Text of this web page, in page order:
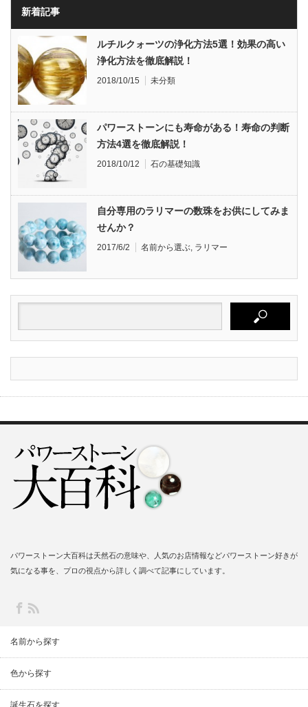
新着記事
ルチルクォーツの浄化方法5選！効果の高い
浄化方法を徹底解説！
2018/10/15 未分類
パワーストーンにも寿命がある！寿命の判断
方法4選を徹底解説！
2018/10/12 石の基礎知識
自分専用のラリマーの数珠をお供にしてみま
せんか？
2017/6/2 名前から選ぶ, ラリマー
パワーストーン大百科は天然石の意味や、人気のお店情報などパワーストーン好きが
気になる事を、プロの視点から詳しく調べて記事にしています。
名前から探す
色から探す